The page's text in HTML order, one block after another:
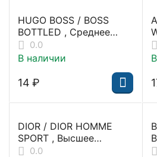
HUGO BOSS / BOSS
BOTTLED , Среднее
качество
0.0
В наличии
‍14‍ ₽
DIOR / DIOR HOMME
SPORT , Высшее
качество
0.0